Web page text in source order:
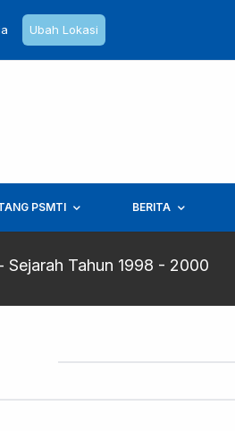
Ubah Lokasi
PSMTI BERITA
Sejarah Tahun 1998 - 2000